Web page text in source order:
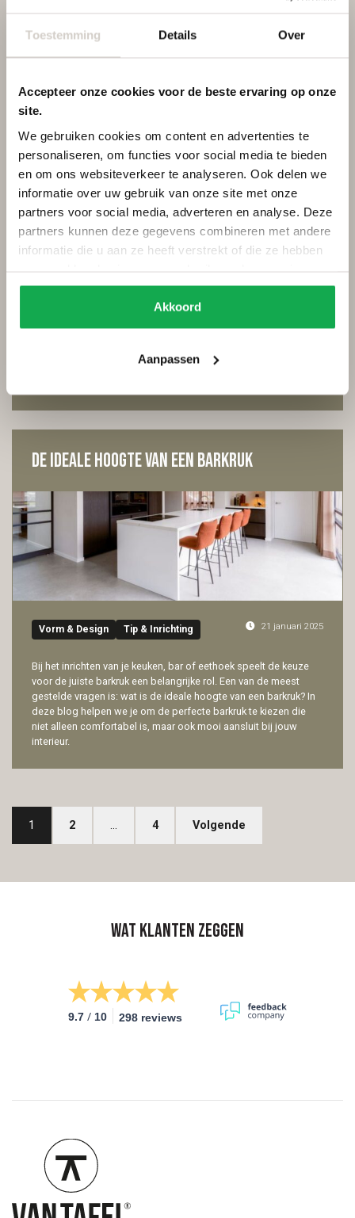
Toestemming Details Over
Accepteer onze cookies voor de beste ervaring op onze
site.
We gebruiken cookies om content en advertenties te
personaliseren, om functies voor social media te bieden
en om ons websiteverkeer te analyseren. Ook delen we
informatie over uw gebruik van onze site met onze
partners voor social media, adverteren en analyse. Deze
partners kunnen deze gegevens combineren met andere
informatie die u aan ze heeft verstrekt of die ze hebben
Akkoord
Aanpassen
met kinderen
Een houten tafel is niet alleen een stijlvol middelpunt van je
tafel bestand is tegen het dagelijkse gezinsleven – van het
maken van huiswerk en knutselen tot gezamenlijke maaltijden en
De ideale hoogte van een barkruk
Vorm & Design Tip & Inrichting 21 januari 2025
Bij het inrichten van je keuken, bar of eethoek speelt de keuze
voor de juiste barkruk een belangrijke rol. Een van de meest
gestelde vragen is: wat is de ideale hoogte van een barkruk? In
deze blog helpen we je om de perfecte barkruk te kiezen die
niet alleen comfortabel is, maar ook mooi aansluit bij jouw
interieur.
1 2 … 4 Volgende
Wat klanten zeggen
9.7 / 10 298 reviews